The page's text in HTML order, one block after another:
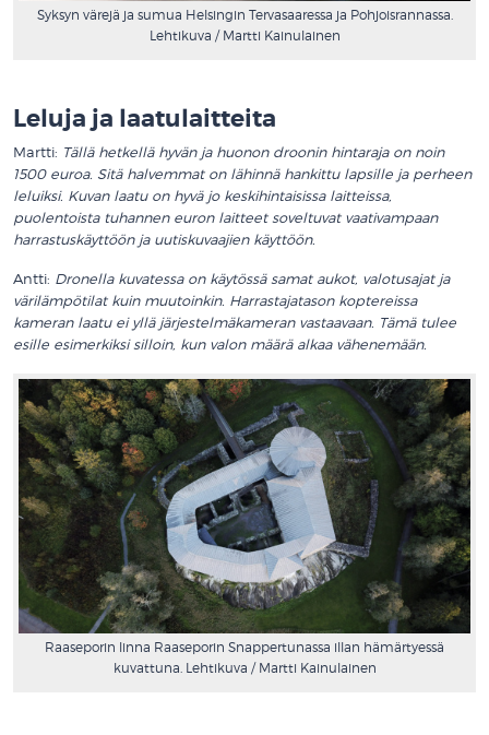
Syksyn värejä ja sumua Helsingin Tervasaaressa ja Pohjoisrannassa.
Lehtikuva / Martti Kainulainen
Leluja ja laatulaitteita
Martti: Tällä hetkellä hyvän ja huonon droonin hintaraja on noin
1500 euroa. Sitä halvemmat on lähinnä hankittu lapsille ja perheen
leluiksi. Kuvan laatu on hyvä jo keskihintaisissa laitteissa,
puolentoista tuhannen euron laitteet soveltuvat vaativampaan
harrastuskäyttöön ja uutiskuvaajien käyttöön.
Antti: Dronella kuvatessa on käytössä samat aukot, valotusajat ja
värilämpötilat kuin muutoinkin. Harrastajatason koptereissa
kameran laatu ei yllä järjestelmäkameran vastaavaan. Tämä tulee
esille esimerkiksi silloin, kun valon määrä alkaa vähenemään.
Raaseporin linna Raaseporin Snappertunassa illan hämärtyessä
kuvattuna. Lehtikuva / Martti Kainulainen